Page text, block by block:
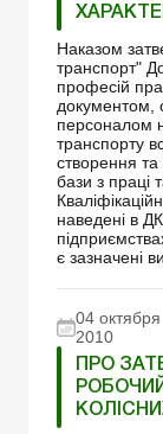
Наказом
транспорт"
професій
документом,
персоналом
транспорту
створення та
бази з праці
наведені в
є зазначені
04 октября
2010
ПРО